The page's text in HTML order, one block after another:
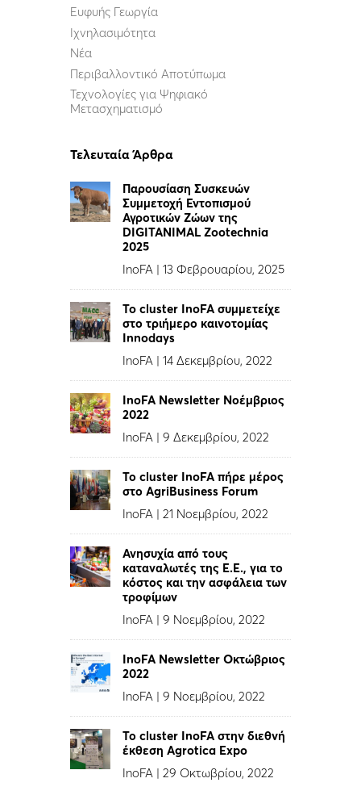
Ευφυής Γεωργία
Ιχνηλασιμότητα
Νέα
Περιβαλλοντικό Αποτύπωμα
Τεχνολογίες για Ψηφιακό
Μετασχηματισμό
Τελευταία Άρθρα
Παρουσίαση Συσκευών
Συμμετοχή Εντοπισμού
Αγροτικών Ζώων της
DIGITANIMAL Zootechnia
2025
InoFA |13 Φεβρουαρίου, 2025
To cluster InoFA συμμετείχε
στο τριήμερο καινοτομίας
Innodays
InoFA |14 Δεκεμβρίου, 2022
InoFA Newsletter Νοέμβριος
2022
InoFA |9 Δεκεμβρίου, 2022
Το cluster InoFA πήρε μέρος
στο AgriBusiness Forum
InoFA |21 Νοεμβρίου, 2022
Ανησυχία από τους
καταναλωτές της Ε.Ε., για το
κόστος και την ασφάλεια των
τροφίμων
InoFA |9 Νοεμβρίου, 2022
InoFA Newsletter Οκτώβριος
2022
InoFA |9 Νοεμβρίου, 2022
Το cluster InoFA στην διεθνή
έκθεση Agrotica Expo
InoFA |29 Οκτωβρίου, 2022